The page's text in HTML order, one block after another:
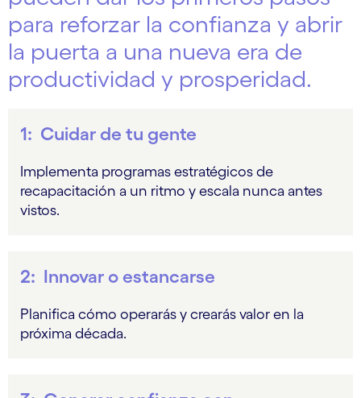
para reforzar la confianza y abrir
la puerta a una nueva era de
productividad y prosperidad.
1: Cuidar de tu gente
Implementa programas estratégicos de
recapacitación a un ritmo y escala nunca antes
vistos.
2: Innovar o estancarse
Planifica cómo operarás y crearás valor en la
próxima década.